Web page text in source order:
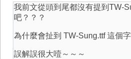
我前文從頭到尾都沒有提到TW-
吧？？？
為什麼會扯到 TW-Sung.ttf 這個
誤解誤很大噎～～～